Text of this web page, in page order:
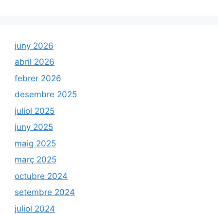
juny 2026
abril 2026
febrer 2026
desembre 2025
juliol 2025
juny 2025
maig 2025
març 2025
octubre 2024
setembre 2024
juliol 2024